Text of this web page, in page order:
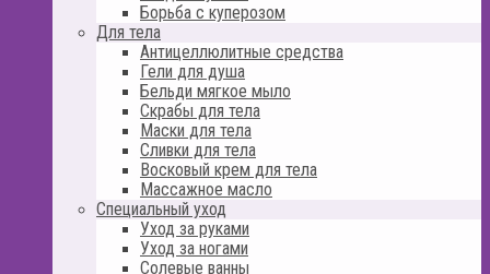
Борьба с куперозом
Для тела
Антицеллюлитные средства
Гели для душа
Бельди мягкое мыло
Скрабы для тела
Маски для тела
Сливки для тела
Восковый крем для тела
Массажное масло
Специальный уход
Уход за руками
Уход за ногами
Солевые ванны